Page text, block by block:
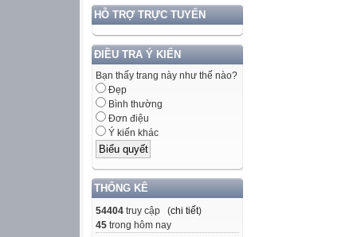
HỖ TRỢ TRỰC TUYẾN
ĐIỀU TRA Ý KIẾN
Bạn thấy trang này như thế nào?
Đẹp
Bình thường
Đơn điệu
Ý kiến khác
THỐNG KÊ
54404 truy cập (chi tiết)
45 trong hôm nay